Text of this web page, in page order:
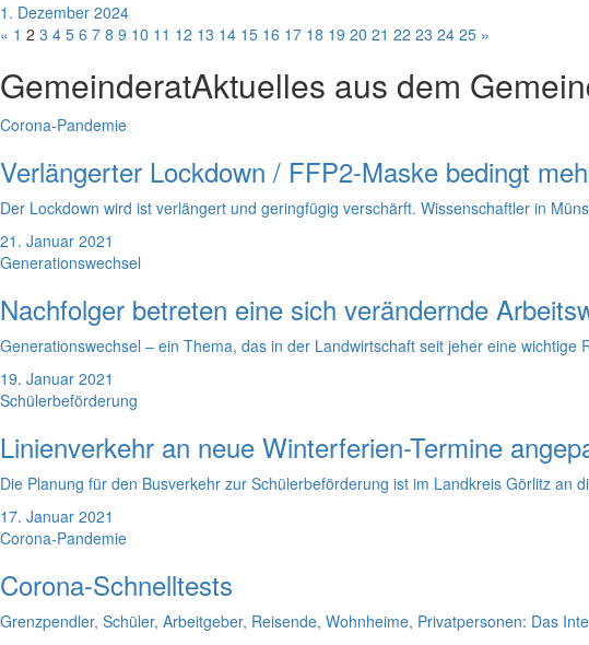
1. Dezember 2024
« 1 2 3 4 5 6 7 8 9 10 11 12 13 14 15 16 17 18 19 20 21 22 23 24 25 »
GemeinderatAktuelles aus dem
Corona-Pandemie
Verlängerter Lockdown / FFP2-Maske bedingt
Der Lockdown wird ist verlängert und geringfügig verschärft. Wissenschaftler in
21. Januar 2021
Generationswechsel
Nachfolger betreten eine sich verändernde
Generationswechsel – ein Thema, das in der Landwirtschaft seit jeher eine
19. Januar 2021
Schülerbeförderung
Linienverkehr an neue Winterferien-Termine
Die Planung für den Busverkehr zur Schülerbeförderung ist im Landkreis Görlitz
17. Januar 2021
Corona-Pandemie
Corona-Schnelltests
Grenzpendler, Schüler, Arbeitgeber, Reisende, Wohnheime, Privatpersonen: Das